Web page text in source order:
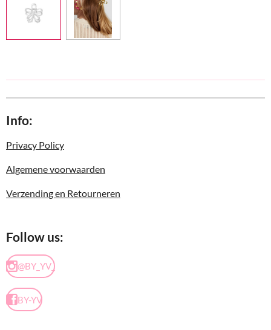
Info:
Privacy Policy
Algemene voorwaarden
Verzending en Retourneren
Follow us:
@BY_YV_
BY-YV